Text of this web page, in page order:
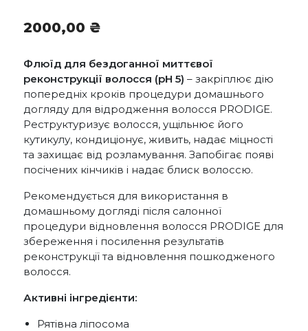
2000,00 ₴
Флюїд для бездоганної миттєвої
реконструкції волосся (pH 5) – закріплює дію
попередніх кроків процедури домашнього
догляду для відродження волосся PRODIGE.
Реструктуризує волосся, ущільнює його
кутикулу, кондиціонує, живить, надає міцності
та захищає від розламування. Запобігає появі
посічених кінчиків і надає блиск волоссю.
Рекомендується для використання в
домашньому догляді після салонної
процедури відновлення волосся PRODIGE для
збереження і посилення результатів
реконструкції та відновлення пошкодженого
волосся.
Активні інгредієнти:
Рятівна ліпосома